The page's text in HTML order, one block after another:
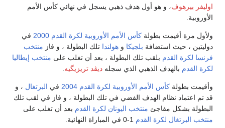
يسجل في نهائي كأس الأمم
الأوروبية لكرة القدم 2000
في
هولنداتلك البطولة ، و فازمنتخب
، بعد أن تغلب علىمنتخب إيطاليا
سجلهديڤد تريزيگيه.
لكرة القدم 2004 فيالبرتغال، و
تلك البطولة ، و فاز في لقب تلك
لكرة القدمبعد أن تغلب على